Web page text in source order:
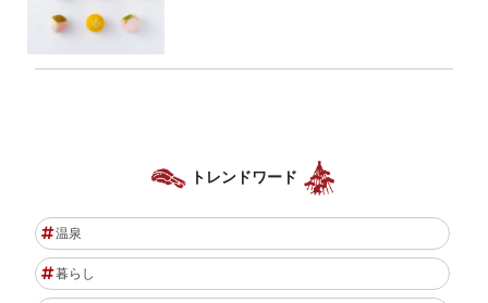
トレンドワード
温泉
暮らし